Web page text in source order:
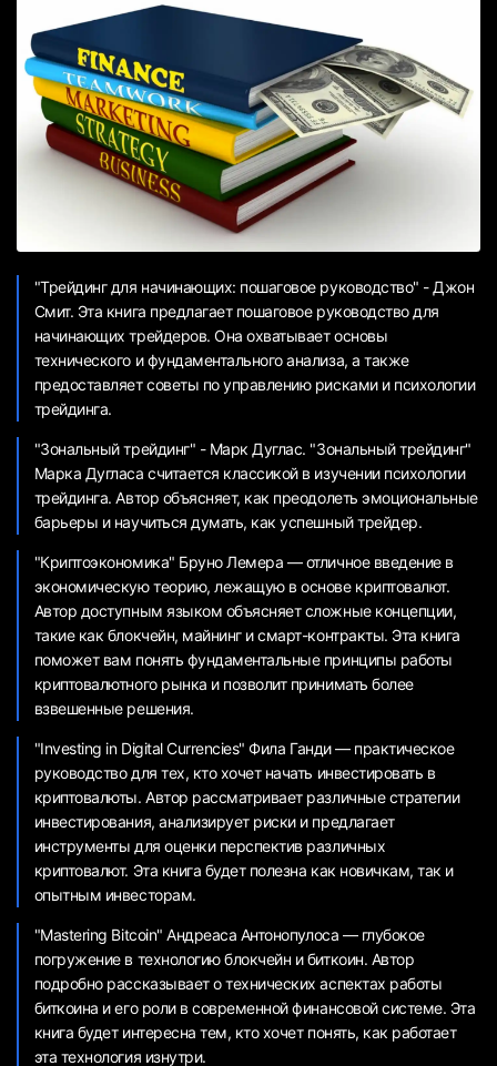
"Трейдинг для начинающих: пошаговое руководство" - Джон
Смит. Эта книга предлагает пошаговое руководство для
начинающих трейдеров. Она охватывает основы
технического и фундаментального анализа, а также
предоставляет советы по управлению рисками и психологии
трейдинга.
"Зональный трейдинг" - Марк Дуглас. "Зональный трейдинг"
Марка Дугласа считается классикой в изучении психологии
трейдинга. Автор объясняет, как преодолеть эмоциональные
барьеры и научиться думать, как успешный трейдер.
"Криптоэкономика" Бруно Лемера — отличное введение в
экономическую теорию, лежащую в основе криптовалют.
Автор доступным языком объясняет сложные концепции,
такие как блокчейн, майнинг и смарт-контракты. Эта книга
поможет вам понять фундаментальные принципы работы
криптовалютного рынка и позволит принимать более
взвешенные решения.
"Investing in Digital Currencies" Фила Ганди — практическое
руководство для тех, кто хочет начать инвестировать в
криптовалюты. Автор рассматривает различные стратегии
инвестирования, анализирует риски и предлагает
инструменты для оценки перспектив различных
криптовалют. Эта книга будет полезна как новичкам, так и
опытным инвесторам.
"Mastering Bitcoin" Андреаса Антонопулоса — глубокое
погружение в технологию блокчейн и биткоин. Автор
подробно рассказывает о технических аспектах работы
биткоина и его роли в современной финансовой системе. Эта
книга будет интересна тем, кто хочет понять, как работает
эта технология изнутри.